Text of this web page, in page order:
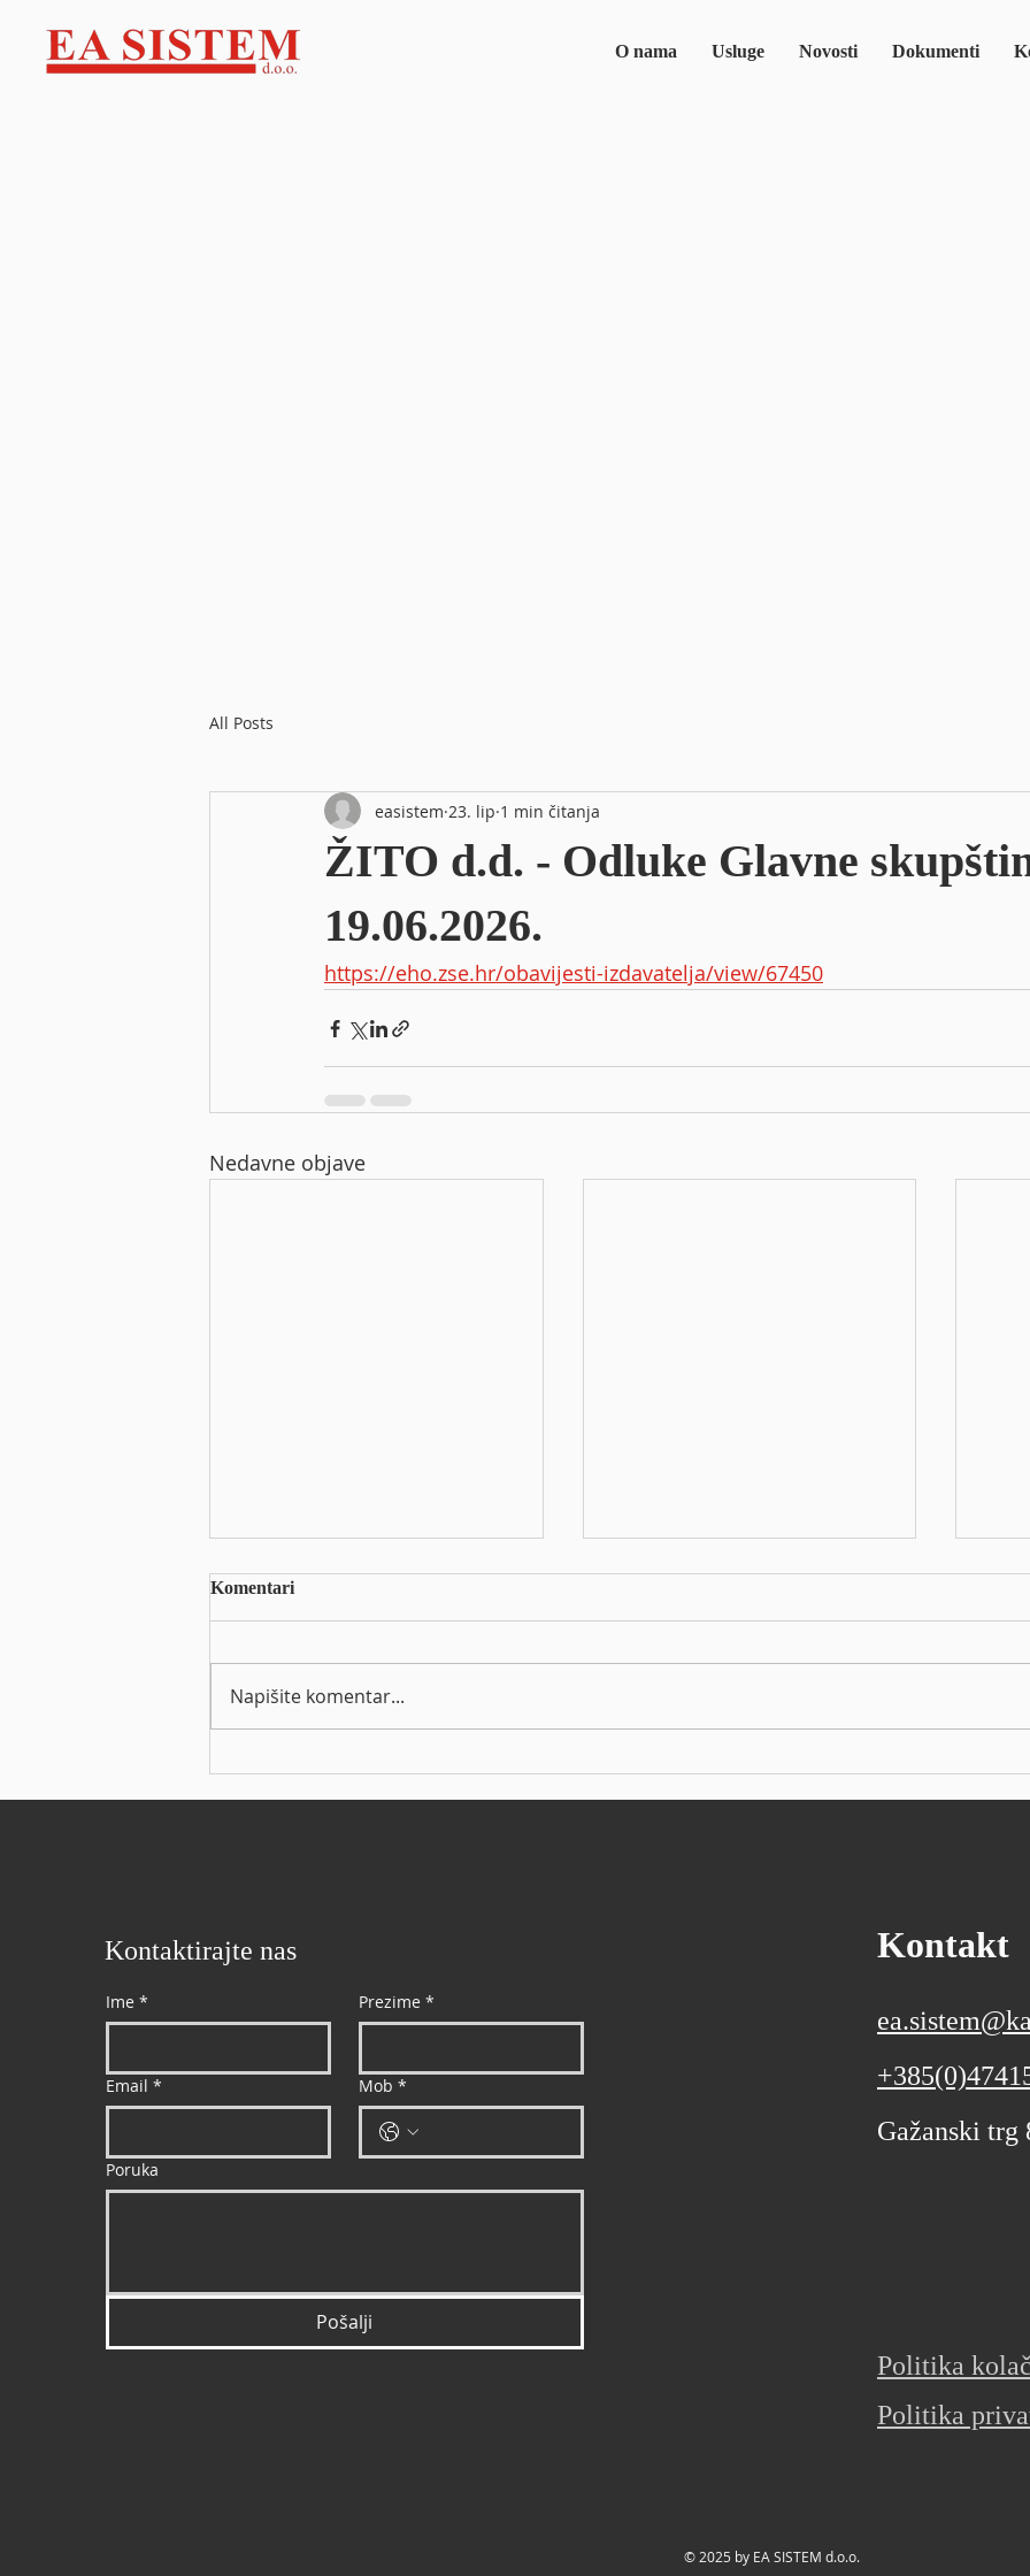
O nama Usluge Novosti Dokumenti
All Posts
ŽITO d.d. - Odluke Glavne
19.06.2026.
easistem 23. lip 1 min čitanja
https://eho.zse.hr/obavijesti-izdavatelja/view/67450
Nedavne objave
Arena Hospitality Group d.d. -
Informacija o stjecanju
vlastitih dionica
Wall Street: Optimizam
dana
rekordnih visina postavljenih
u
Komentari
Napišite komentar...
Kontaktirajte nas
Ime * Prezime *
Email * Mob *
Poruka
Pošalji
Kontakt
Gažanski trg
Politika
Politika
© 2025 by EA SISTEM d.o.o.